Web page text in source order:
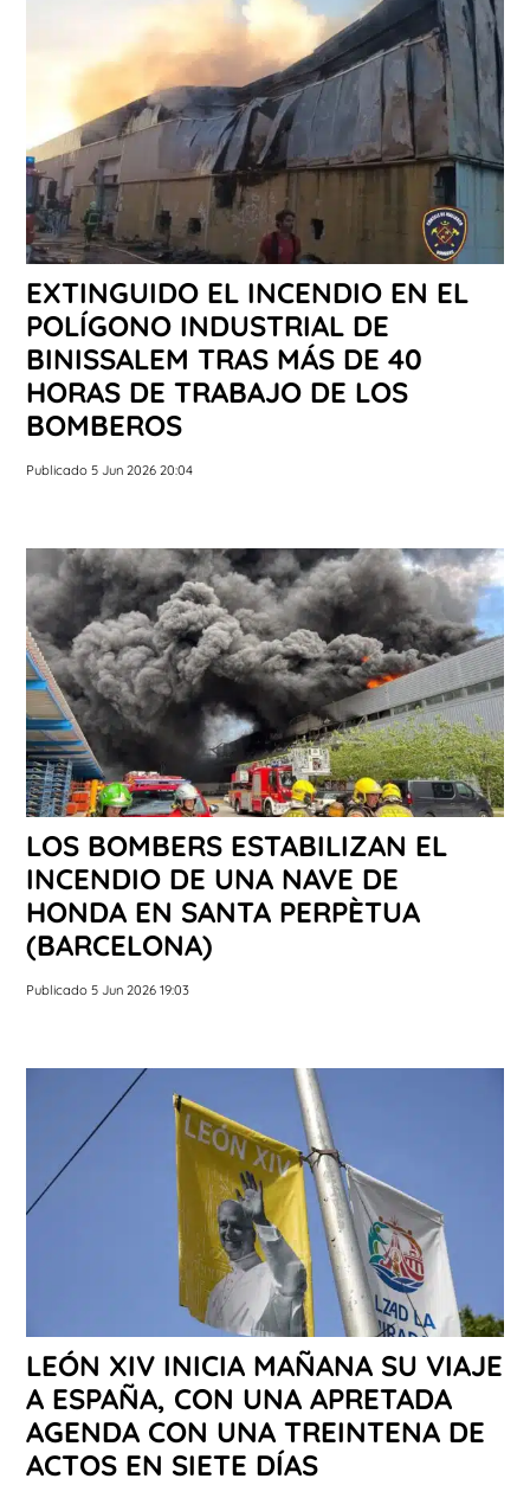
EXTINGUIDO EL INCENDIO EN EL
POLÍGONO INDUSTRIAL DE
BINISSALEM TRAS MÁS DE 40
HORAS DE TRABAJO DE LOS
BOMBEROS
Publicado 5 Jun 2026 20:04
LOS BOMBERS ESTABILIZAN EL
INCENDIO DE UNA NAVE DE
HONDA EN SANTA PERPÈTUA
(BARCELONA)
Publicado 5 Jun 2026 19:03
LEÓN XIV INICIA MAÑANA SU VIAJE
A ESPAÑA, CON UNA APRETADA
AGENDA CON UNA TREINTENA DE
ACTOS EN SIETE DÍAS